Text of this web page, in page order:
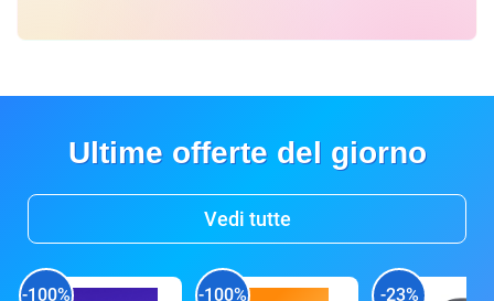
Ultime offerte del giorno
Vedi tutte
-100% -100% -23%